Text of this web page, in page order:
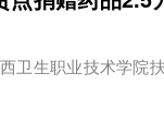
卫生职业技术学院